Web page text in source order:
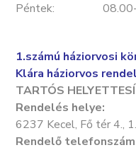
Péntek: 08.00-
1.számú háziorvosi
Klára háziorvos
TARTÓS
Rendelés helye:
6237 Kecel, Fő tér 4.,
Rendelő